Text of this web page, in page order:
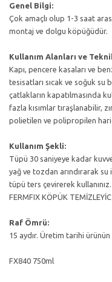
Genel Bilgi:
Çok amaçlı olup 1-3 saat
montaj ve dolgu köpüğüdür.
Kullanım Alanları ve
Kapı, pencere kasaları ve
tesisatları sıcak ve soğuk su
çatlakların kapatılmasında
fazla kısımlar tıraşlanabilir,
polietilen ve polipropilen
Kullanım Şekli:
Tüpü 30 saniyeye kadar
yağ ve tozdan arındırarak
tüpü ters çevirerek
FERMFIX KÖPÜK
Raf Ömrü:
15 aydır. Üretim tarihi
FX840 750ml